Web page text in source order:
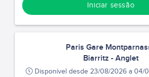
Iniciar sessão
Paris Gare
Biarritz - Anglet
Disponível desde 23/08/2026 a 04/